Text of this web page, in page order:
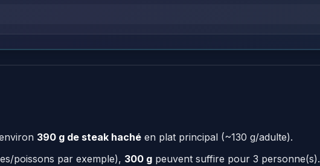
390 g de steak haché en plat principal (~130 g/adulte).
poissons par exemple), 300 g peuvent suffire pour 3 personne(s).